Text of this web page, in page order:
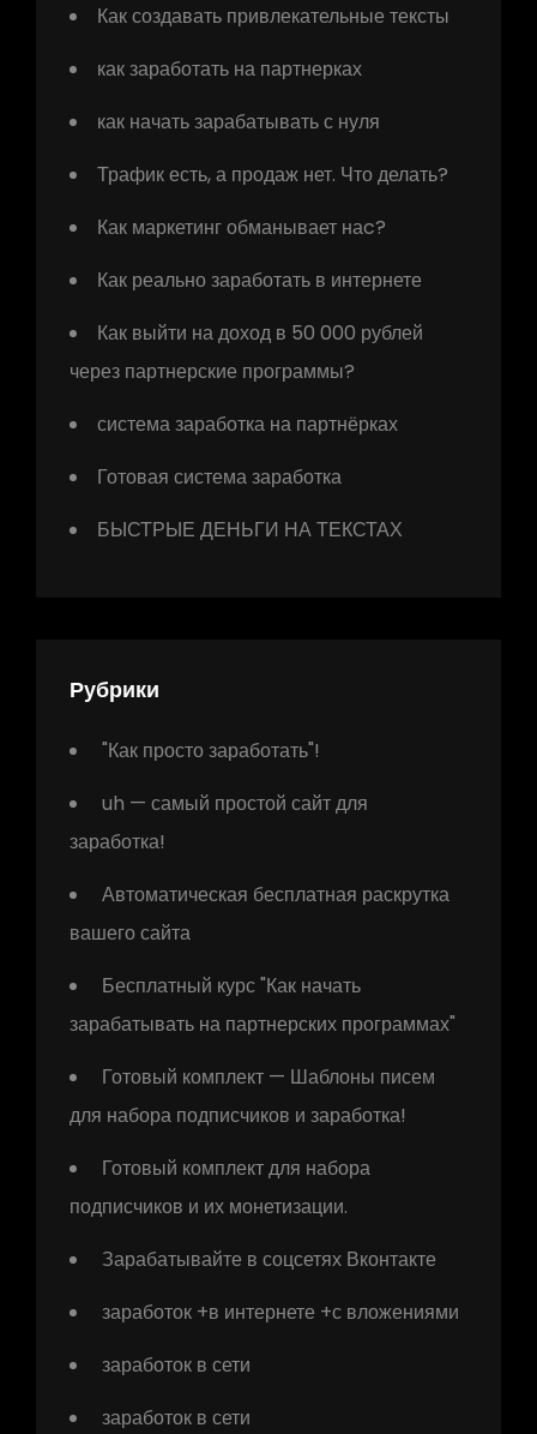
Как создавать привлекательные тексты
как заработать на партнерках
как начать зарабатывать с нуля
Трафик есть, а продаж нет. Что делать?
Как маркетинг обманывает наc?
Как реально заработать в интернете
Как выйти на доход в 50 000 рублей
через партнерские программы?
система заработка на партнёрках
Готовая система заработка
БЫСТРЫЕ ДЕНЬГИ НА ТЕКСТАХ
Рубрики
"Как просто заработать"!
uh — самый простой сайт для
заработка!
Автоматическая бесплатная раскрутка
вашего сайта
Бесплатный курс "Как начать
зарабатывать на партнерских программах"
Готовый комплект — Шаблоны писем
для набора подписчиков и заработка!
Готовый комплект для набора
подписчиков и их монетизации.
Зарабатывайте в соцсетях Вконтакте
заработок +в интернете +с вложениями
заработок в сети
заработок в сети